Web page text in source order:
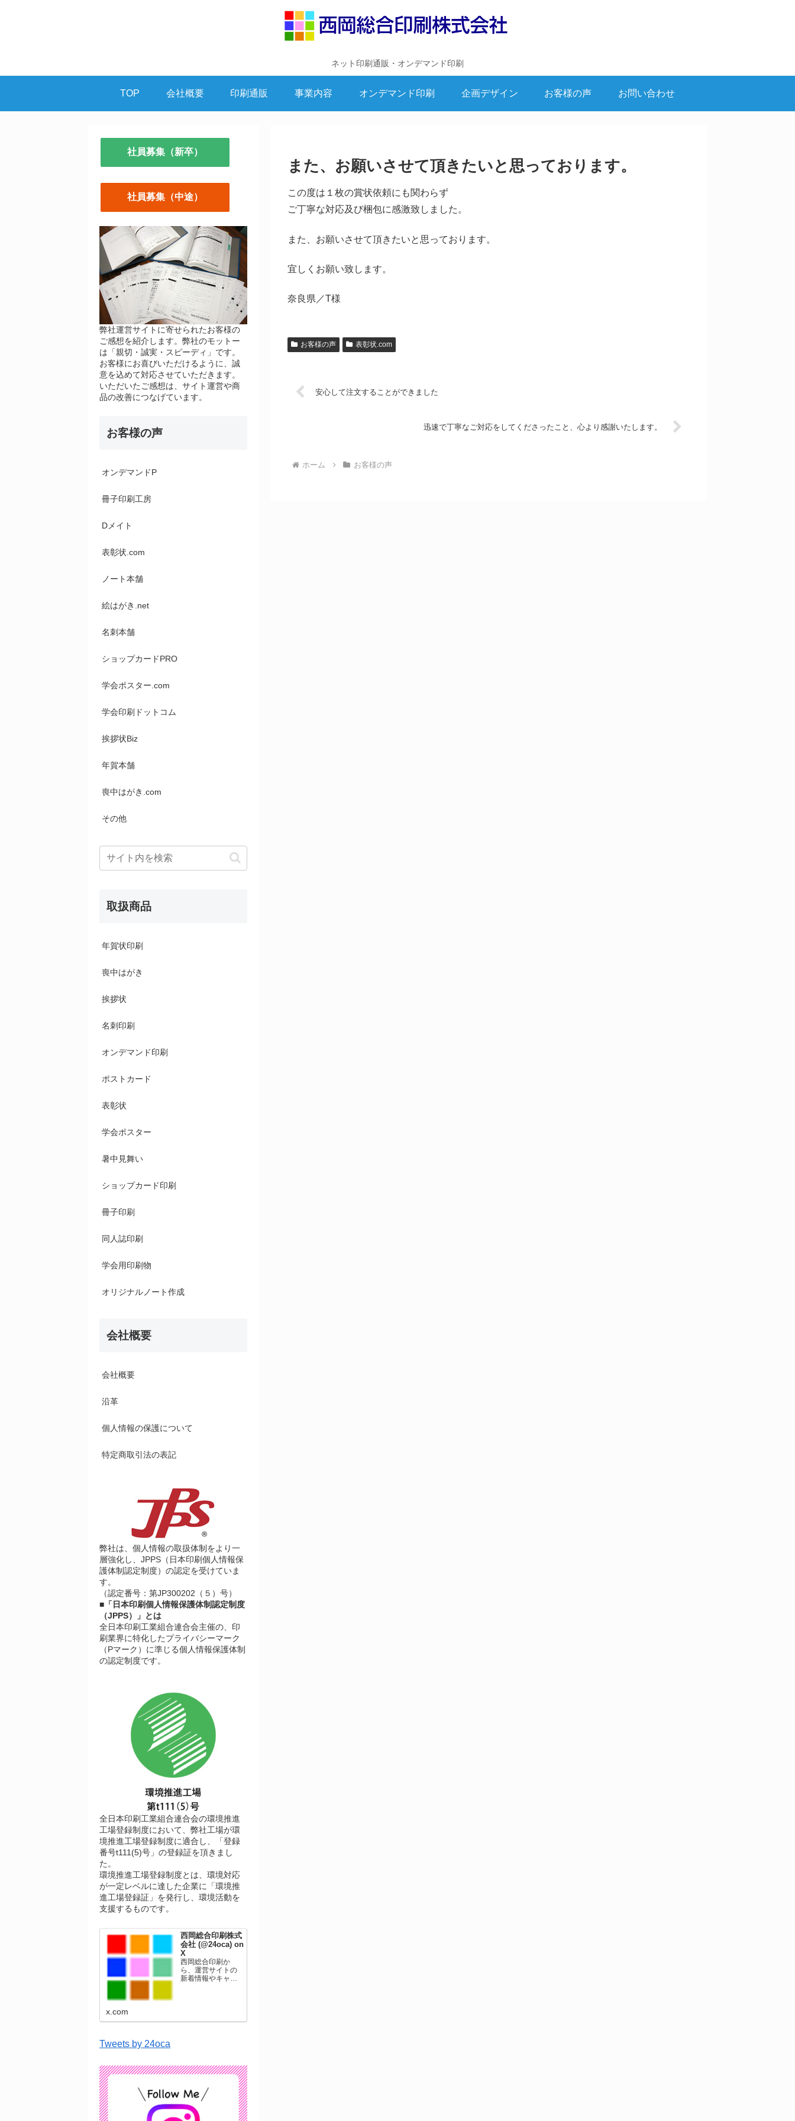
ネット印刷通販・オンデマンド印刷
TOP 会社概要 印刷通販 事業内容 オンデマンド印刷 企画デザイン お客様の声 お問い合わせ
また、お願いさせて頂きたいと思っております。
この度は１枚の賞状依頼にも関わらず
ご丁寧な対応及び梱包に感激致しました。
また、お願いさせて頂きたいと思っております。
宜しくお願い致します。
奈良県／T様
お客様の声 表彰状.com
安心して注文することができました
迅速で丁寧なご対応をしてくださったこと、心より感謝いたします。
ホーム お客様の声
社員募集（新卒）
社員募集（中途）
弊社運営サイトに寄せられたお客様の
ご感想を紹介します。弊社のモットー
は「親切・誠実・スピーディ」です。
お客様にお喜びいただけるように、誠
意を込めて対応させていただきます。
いただいたご感想は、サイト運営や商
品の改善につなげています。
お客様の声
オンデマンドP
冊子印刷工房
Dメイト
表彰状.com
ノート本舗
絵はがき.net
名刺本舗
ショップカードPRO
学会ポスター.com
学会印刷ドットコム
挨拶状Biz
年賀本舗
喪中はがき.com
その他
取扱商品
年賀状印刷
喪中はがき
挨拶状
名刺印刷
オンデマンド印刷
ポストカード
表彰状
学会ポスター
暑中見舞い
ショップカード印刷
冊子印刷
同人誌印刷
学会用印刷物
オリジナルノート作成
会社概要
会社概要
沿革
個人情報の保護について
特定商取引法の表記
弊社は、個人情報の取扱体制をより一
層強化し、JPPS（日本印刷個人情報保
護体制認定制度）の認定を受けていま
す。
（認定番号：第JP300202（５）号）
■「日本印刷個人情報保護体制認定制度
（JPPS）」とは
全日本印刷工業組合連合会主催の、印
刷業界に特化したプライバシーマーク
（Pマーク）に準じる個人情報保護体制
の認定制度です。
全日本印刷工業組合連合会の環境推進
工場登録制度において、弊社工場が環
境推進工場登録制度に適合し、「登録
番号t111(5)号」の登録証を頂きまし
た。
環境推進工場登録制度とは、環境対応
が一定レベルに達した企業に「環境推
進工場登録証」を発行し、環境活動を
支援するものです。
西岡総合印刷株式
会社 (@24oca) on
X
西岡総合印刷か
ら、運営サイトの
新着情報やキャン
ています。
x.com
Tweets by 24oca